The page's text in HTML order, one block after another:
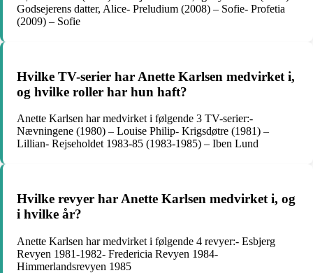
Godsejerens datter, Alice- Preludium (2008) – Sofie- Profetia
(2009) – Sofie
Hvilke TV-serier har Anette Karlsen medvirket i,
og hvilke roller har hun haft?
Anette Karlsen har medvirket i følgende 3 TV-serier:-
Nævningene (1980) – Louise Philip- Krigsdøtre (1981) –
Lillian- Rejseholdet 1983-85 (1983-1985) – Iben Lund
Hvilke revyer har Anette Karlsen medvirket i, og
i hvilke år?
Anette Karlsen har medvirket i følgende 4 revyer:- Esbjerg
Revyen 1981-1982- Fredericia Revyen 1984-
Himmerlandsrevyen 1985